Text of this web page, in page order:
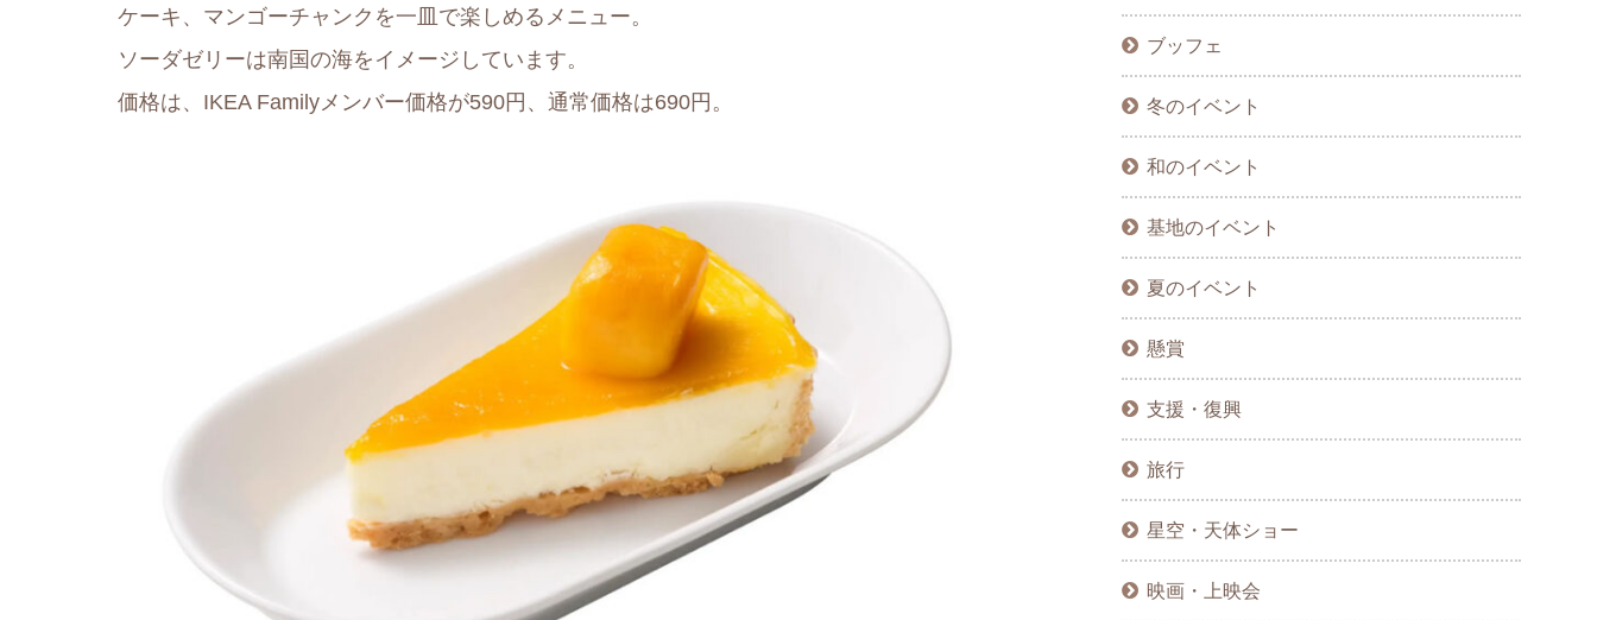
ケーキ、マンゴーチャンクを一皿で楽しめるメニュー。
ソーダゼリーは南国の海をイメージしています。
価格は、IKEA Familyメンバー価格が590円、通常価格は690円。
ブッフェ
冬のイベント
和のイベント
基地のイベント
夏のイベント
懸賞
支援・復興
旅行
星空・天体ショー
映画・上映会